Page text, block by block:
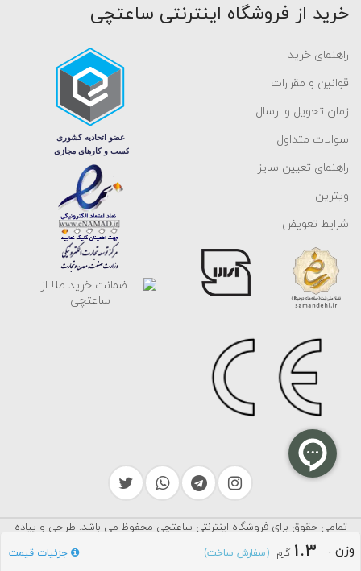
وزن :
1.3 گرم (سفارش ساخت) جزئیات قیمت
خرید از فروشگاه اینترنتی ساعتچی
راهنمای خرید
قوانین و مقررات
زمان تحویل و ارسال
سوالات متداول
راهنمای تعیین سایز
ویترین
شرایط تعویض
تمامی حقوق برای فروشگاه اینترنتی ساعتچی محفوظ می باشد. طراحی و پیاده
سازی توسط